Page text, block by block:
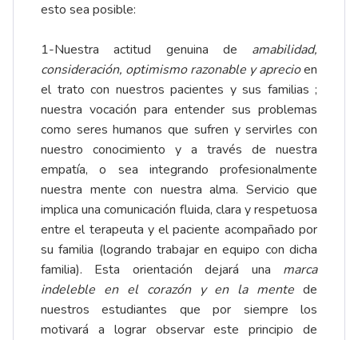
esto sea posible:
1-Nuestra actitud genuina de amabilidad,
consideración, optimismo razonable y aprecioen
el trato con nuestros pacientes y sus familias ;
nuestra vocación para entender sus problemas
como seres humanos que sufren y servirles con
nuestro conocimiento y a través de nuestra
empatía, o sea integrando profesionalmente
nuestra mente con nuestra alma. Servicio que
implica una comunicación fluida, clara y respetuosa
entre el terapeuta y el paciente acompañado por
su familia (logrando trabajar en equipo con dicha
familia). Esta orientación dejará una marca
indeleble en el corazón y en la mente de
nuestros estudiantes que por siempre los
motivará a lograr observar este principio de